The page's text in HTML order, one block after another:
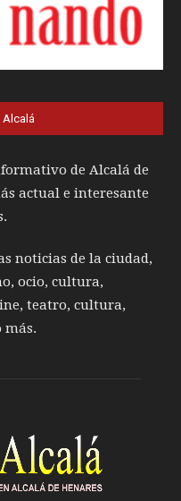
Alcalá
de Alcalá de
actual e interesante
noticias de la ciudad,
ocio, cultura,
teatro, cultura,
más.